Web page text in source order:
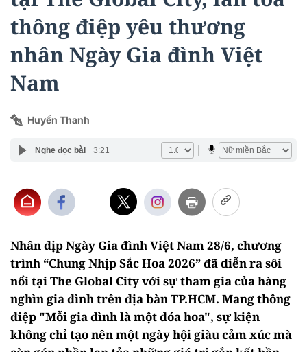
thông điệp yêu thương
nhân Ngày Gia đình Việt
Nam
Huyền Thanh
Nghe đọc bài 3:21
Nhân dịp Ngày Gia đình Việt Nam 28/6, chương
trình “Chung Nhịp Sắc Hoa 2026” đã diễn ra sôi
nổi tại The Global City với sự tham gia của hàng
nghìn gia đình trên địa bàn TP.HCM. Mang thông
điệp "Mỗi gia đình là một đóa hoa", sự kiện
không chỉ tạo nên một ngày hội giàu cảm xúc mà